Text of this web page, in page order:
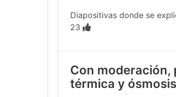
Diapositivas donde se
23
Con moderación,
térmica y ósmosis